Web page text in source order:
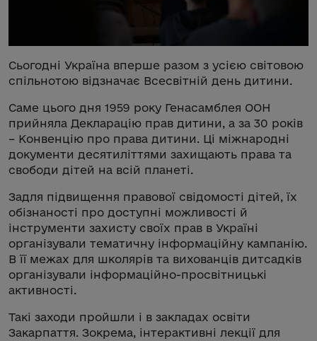
Сьогодні Україна вперше разом з усією світовою
спільнотою відзначає Всесвітній день дитини.
Саме цього дня 1959 року Генасамблея ООН
прийняла Декларацію прав дитини, а за 30 років
– Конвенцію про права дитини. Ці міжнародні
документи десятиліттями захищають права та
свободи дітей на всій планеті.
Задля підвищення правової свідомості дітей, їх
обізнаності про доступні можливості й
інструменти захисту своїх прав в Україні
організували тематичну інформаційну кампанію.
В її межах для школярів та вихованців дитсадків
організували інформаційно-просвітницькі
активності.
Такі заходи пройшли і в закладах освіти
Закарпаття. Зокрема, інтерактивні лекції для